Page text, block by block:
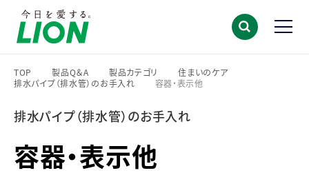
TOP
>
製品Q＆A
>
製品カテゴリ
>
住まいのケア
排水パイプ（排水管）のお手入れ
容器・表示他
排水パイプ（排水管）のお手入れ
容器・表示他